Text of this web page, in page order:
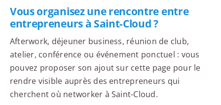
Vous organisez une rencontre entre
entrepreneurs à Saint-Cloud ?
Afterwork, déjeuner business, réunion de club,
atelier, conférence ou événement ponctuel : vous
pouvez proposer son ajout sur cette page pour le
rendre visible auprès des entrepreneurs qui
cherchent où networker à Saint-Cloud.